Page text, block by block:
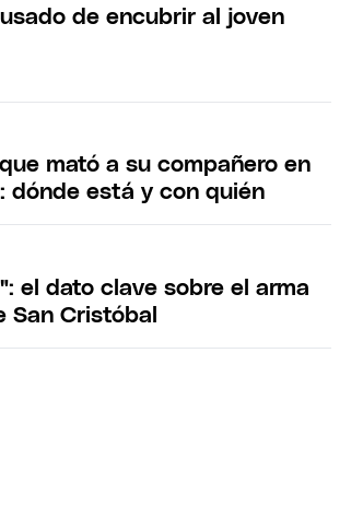
de encubrir al joven
mató a su compañero en
dónde está y con quién
el dato clave sobre el arma
Cristóbal